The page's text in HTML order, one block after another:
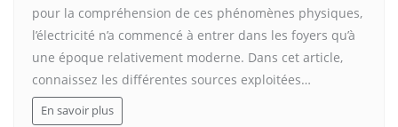
pour la compréhension de ces phénomènes physiques,
l’électricité n’a commencé à entrer dans les foyers qu’à
une époque relativement moderne. Dans cet article,
connaissez les différentes sources exploitées…
En savoir plus